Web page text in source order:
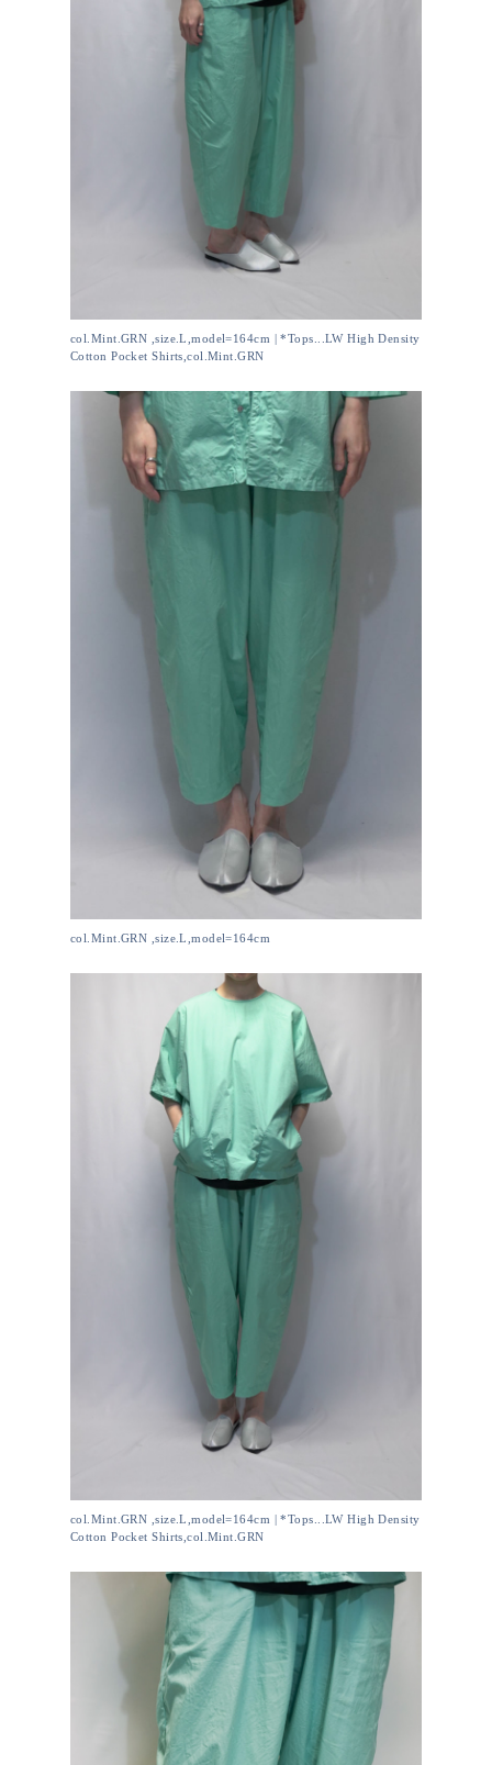
col.Mint.GRN ,size.L,model=164cm | *Tops...LW High Density
Cotton Pocket Shirts,col.Mint.GRN
col.Mint.GRN ,size.L,model=164cm
col.Mint.GRN ,size.L,model=164cm | *Tops...LW High Density
Cotton Pocket Shirts,col.Mint.GRN